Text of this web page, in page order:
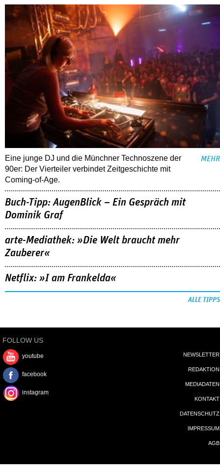
Eine junge DJ und die Münchner Technoszene der
90er: Der Vierteiler verbindet Zeitgeschichte mit
Coming-of-Age.
MEHR
Buch-Tipp: AugenBlick – Ein Gespräch mit
Dominik Graf
arte-Mediathek: »Die Welt braucht mehr
Zauberer«
Netflix: »I am Frankelda«
ALLE TIPPS
FOLLOW US
youtube
facebook
instagram
NEWSLETTER
REDAKTION
MEDIADATEN
KONTAKT
DATENSCHUTZ
IMPRESSUM
AGB